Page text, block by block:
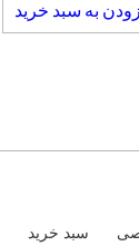
به سبد خرید
سبد خرید